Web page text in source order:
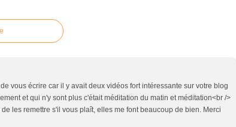
vous écrire car il y avait deux vidéos fort intéressante sur votre blog
et qui n'y sont plus c'était méditation du matin et méditation<br />
les remettre s'il vous plaît, elles me font beaucoup de bien. Merci